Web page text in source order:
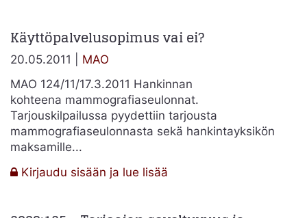
Tarjouksen
–
Yksikköhinnat
Käyttöpalvelusopimus vai ei?
20.05.2011 | MAO
MAO 124/11/17.3.2011 Hankinnan
kohteena mammografiaseulonnat.
Tarjouskilpailussa pyydettiin tarjousta
mammografiaseulonnasta sekä hankintayksikön
maksamille...
Kirjaudu sisään ja lue lisää